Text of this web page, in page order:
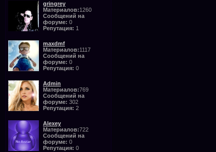
gringrey
Материалов:1260
Сообщений на
форуме: 0
Репутация: 1
maxdmf
Материалов:1117
Сообщений на
форуме: 0
Репутация: 0
Admin
Материалов:769
Сообщений на
форуме: 302
Репутация: 2
Alexey
Материалов:722
Сообщений на
форуме: 0
Репутация: 0